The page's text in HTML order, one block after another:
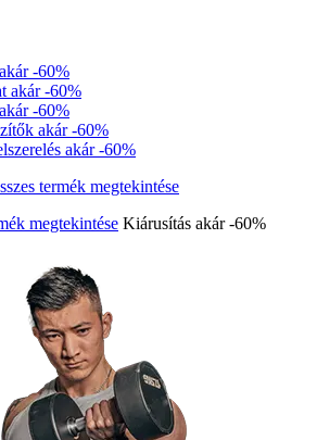
-60%
akár -60%
-60%
akár -60%
akár -60%
megtekintése Kiárusítás akár -60%